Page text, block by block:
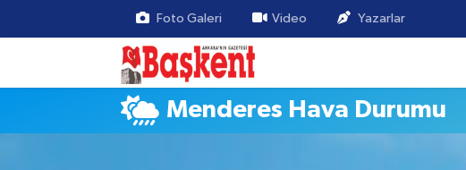
Foto Galeri Video Yazarlar
Menderes Hava Durumu